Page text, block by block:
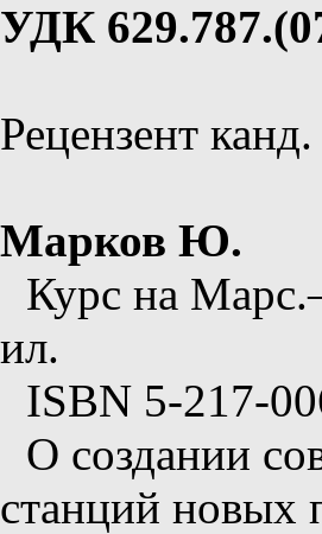
УДК
Рецензент
Марков Ю.
Курс на
ил.
ISBN 5-217-
О создании
станций новых